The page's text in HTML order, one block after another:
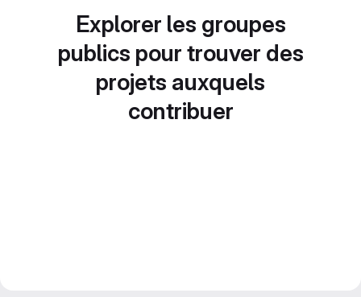
Explorer les groupes
publics pour trouver des
projets auxquels
contribuer